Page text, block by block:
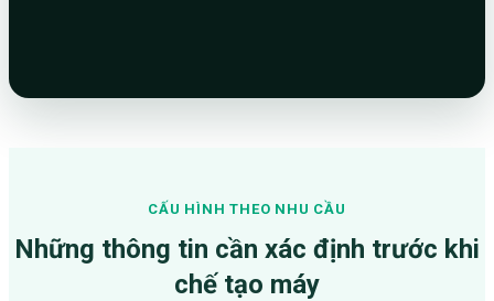
CẤU HÌNH THEO NHU CẦU
Những thông tin cần xác định trước khi
chế tạo máy